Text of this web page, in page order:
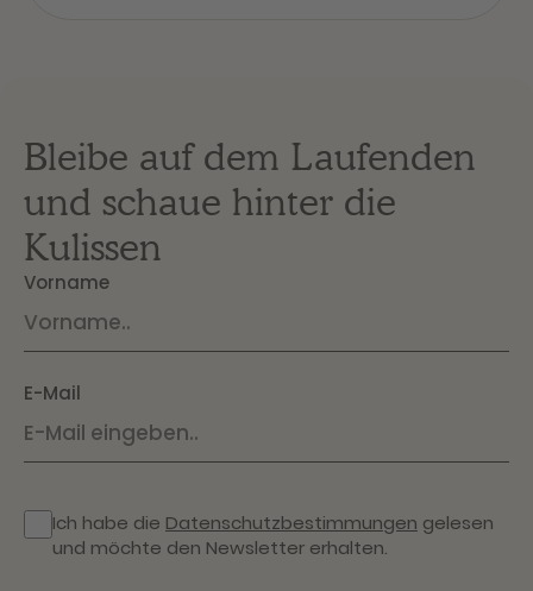
Bleibe auf dem Laufenden
und schaue hinter die
Kulissen
Vorname
E-Mail
Ich habe die Datenschutzbestimmungen gelesen
und möchte den Newsletter erhalten.